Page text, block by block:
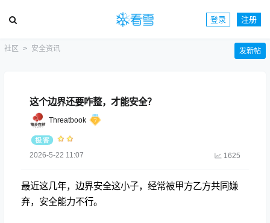
登录 注册
社区 安全资讯 发新帖
这个边界还要咋整，才能安全？
Threatbook
2026-5-22 11:07 1625
最近这几年，边界安全这小子，经常被甲方乙方共同嫌
弃，安全能力不行。